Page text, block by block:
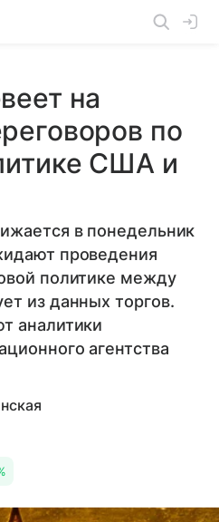
на
по
США и
в понедельник
проведения
политике между
из данных торгов.
аналитики
агентства